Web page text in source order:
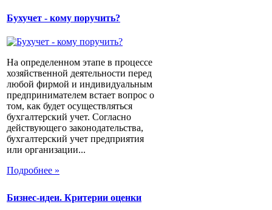
Бухучет - кому поручить?
На определенном этапе в процессе
хозяйственной деятельности перед
любой фирмой и индивидуальным
предпринимателем встает вопрос о
том, как будет осуществляться
бухгалтерский учет. Согласно
действующего законодательства,
бухгалтерский учет предприятия
или организации...
Подробнее »
Бизнес-идеи. Критерии оценки